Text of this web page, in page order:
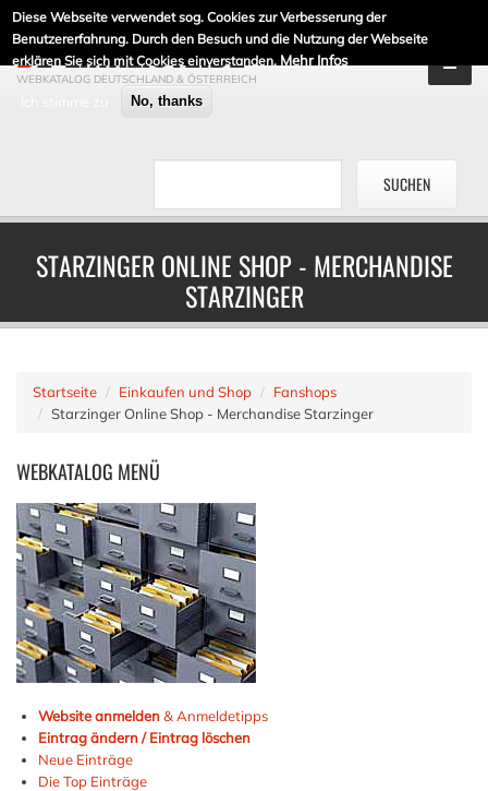
Diese Webseite verwendet sog. Cookies zur Verbesserung der
Benutzererfahrung. Durch den Besuch und die Nutzung der Webseite
erklären Sie sich mit Cookies einverstanden. Mehr Infos
No, thanks
DE-LINKLISTE.DE
WEBKATALOG DEUTSCHLAND & ÖSTERREICH
STARZINGER ONLINE SHOP - MERCHANDISE
STARZINGER
Startseite Einkaufen und Shop
Fanshops
Starzinger Online Shop - Merchandise Starzinger
WEBKATALOG MENÜ
Website anmelden& Anmeldetipps
Eintrag ändern / Eintrag löschen
Neue Einträge
Die Top Einträge